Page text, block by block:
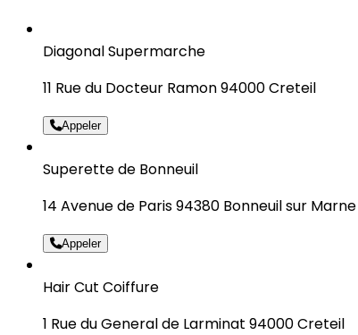
Diagonal Supermarche
11 Rue du Docteur Ramon 94000 Creteil
Appeler
Superette de Bonneuil
14 Avenue de Paris 94380 Bonneuil sur Marne
Appeler
Hair Cut Coiffure
1 Rue du General de Larminat 94000 Creteil